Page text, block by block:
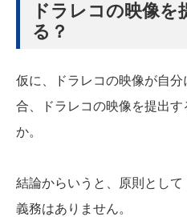
ドラレコの映像を
る？
仮に、ドラレコの映像が自
合、ドラレコの映像を提出す
か。
結論からいうと、原則とし
義務はありません。